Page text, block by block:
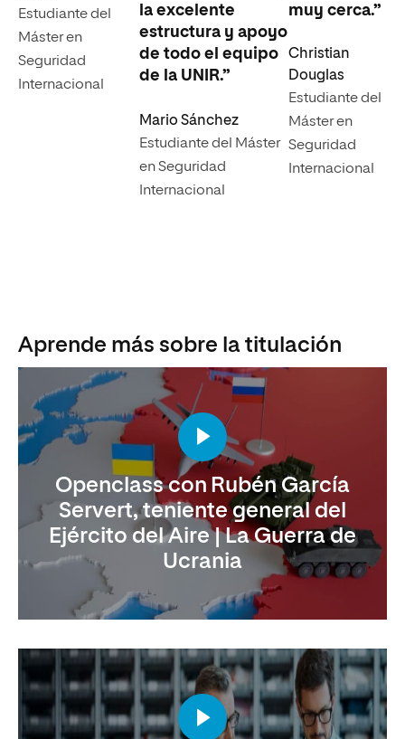
Estudiante del
Máster en
Seguridad
Internacional
la excelente
estructura y apoyo
de todo el equipo
de la UNIR.”
Mario Sánchez
Estudiante del Máster
en Seguridad
Internacional
muy cerca.”
Christian
Douglas
Estudiante del
Máster en
Seguridad
Internacional
Aprende más sobre la titulación
Openclass con Rubén García
Servert, teniente general del
Ejército del Aire | La Guerra de
Ucrania